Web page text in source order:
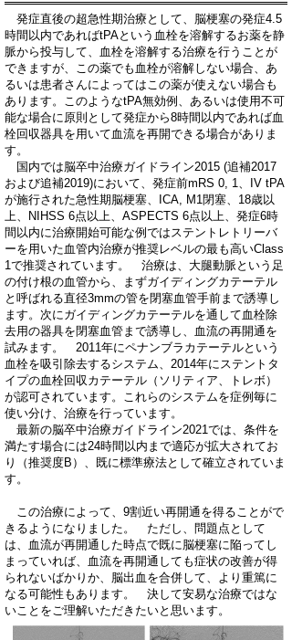
発症直後の超急性期治療として、脳梗塞の発症4.5
時間以内であればtPAという血栓を溶解するお薬を静
脈から投与して、血栓を溶解する治療を行うことが
できますが、この薬でも血栓が溶解しない場合、あ
るいは患者さんによってはこの薬が使えない場合も
あります。このようなtPA無効例、あるいは使用不可
能な場合に原則として発症から8時間以内であれば血
栓回収器具を用いて血流を再開できる場合がありま
す。
国内では脳卒中治療ガイドライン2015 (追補2017
および追補2019)において、発症前mRS 0, 1、IV tPA
が施行された急性期脳梗塞、ICA, M1閉塞、18歳以
上、NIHSS 6点以上、ASPECTS 6点以上、発症6時
間以内に治療開始可能な例ではステントレトリーバ
ーを用いた血管内治療が推奨レベルの最も高いClass
1で推奨されています。 治療は、大腿動脈という足
の付け根の血管から、まずガイディングカテーテル
と呼ばれる直径3mmの管を閉塞血管手前まで誘導し
ます。次にガイディングカテーテルを通して血栓除
去用の器具を閉塞血管まで誘導し、血流の再開通を
試みます。 2011年にペナンブラカテーテルという
血栓を吸引除去するシステム、2014年にステントタ
イプの血栓回収カテーテル（ソリティア、トレボ）
が認可されています。これらのシステムを症例毎に
使い分け、治療を行っています。
最新の脳卒中治療ガイドライン2021では、条件を
満たす場合には24時間以内まで適応が拡大されてお
り（推奨度B）、既に標準療法として確立されていま
す。
この治療によって、9割近い再開通を得ることがで
きるようになりました。 ただし、問題点として
は、血流が再開通した時点で既に脳梗塞に陥ってし
まっていれば、血流を再開通しても症状の改善が得
られないばかりか、脳出血を合併して、より重篤に
なる可能性もあります。 決して安易な治療ではな
いことをご理解いただきたいと思います。